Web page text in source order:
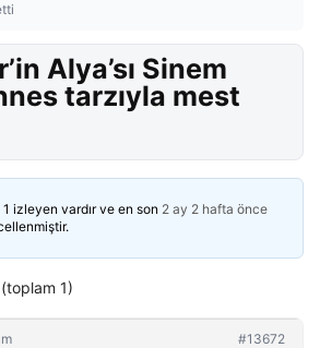
Alya’sı Sinem
tarzıyla mest
izleyen vardır ve en son 2 ay 2 hafta önce
1)
#13672